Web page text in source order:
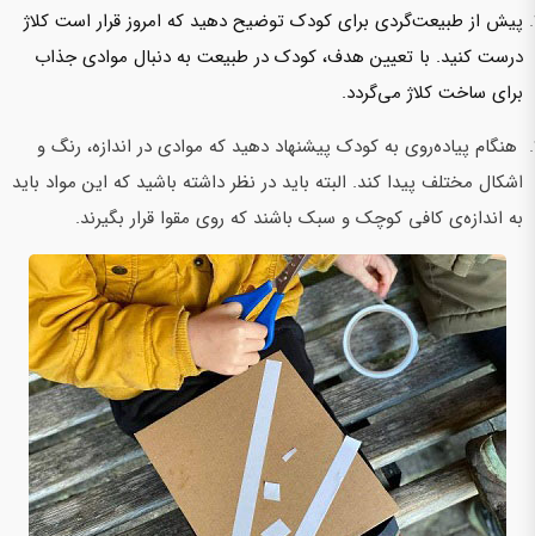
پیش از طبیعت‌گردی برای کودک توضیح دهید که امروز قرار است کلاژ
درست کنید. با تعیین هدف، کودک در طبیعت به دنبال موادی جذاب
برای ساخت کلاژ می‌گردد.
هنگام پیاده‌روی به کودک پیشنهاد دهید که موادی در اندازه‌، رنگ و
اشکال مختلف پیدا کند. البته باید در نظر داشته باشید که این مواد باید
به اندازه‌ی کافی کوچک و سبک باشند که روی مقوا قرار بگیرند.